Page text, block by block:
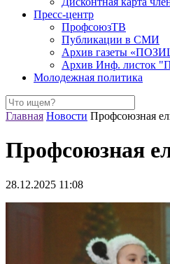
Пресс-центр
ПрофсоюзТВ
Публикации в СМИ
Архив газеты
Архив Инф.
Молодежная политика
Главная Новости Профсоюзная
Профсоюзная
28.12.2025 11:08